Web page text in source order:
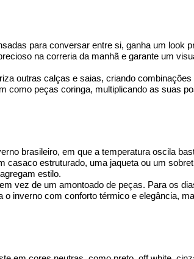
para conversar entre si, ganha um look
na correria da manhã e garante um
outras calças e saias, criando
como peças coringa, multiplicando as suas
brasileiro, em que a temperatura oscila
casaco estruturado, uma jaqueta ou um
estilo.
vez de um amontoado de peças. Para os
inverno com conforto térmico e elegância,